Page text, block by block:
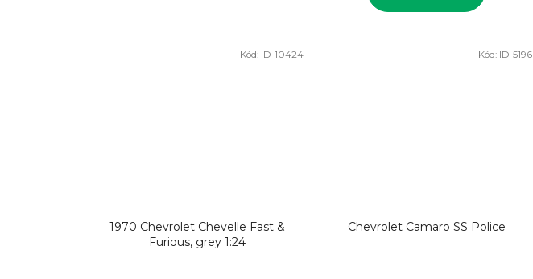
1970 Chevrolet Chevelle Fast &
Furious, grey 1:24
Kód: ID-10424
Chevrolet Camaro SS Police
Kód: ID-5196